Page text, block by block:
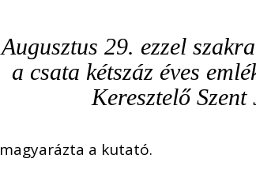
Augusztus 29. ezzel
a csata kétszáz éves
Keresztelő
magyarázta a kutató.